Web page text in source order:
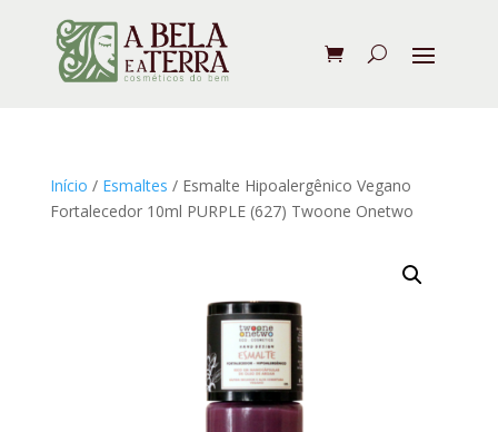
Início / Esmaltes / Esmalte Hipoalergênico Vegano
Fortalecedor 10ml PURPLE (627) Twoone Onetwo